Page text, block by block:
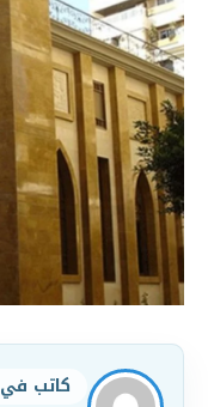
كاتب في ZNN